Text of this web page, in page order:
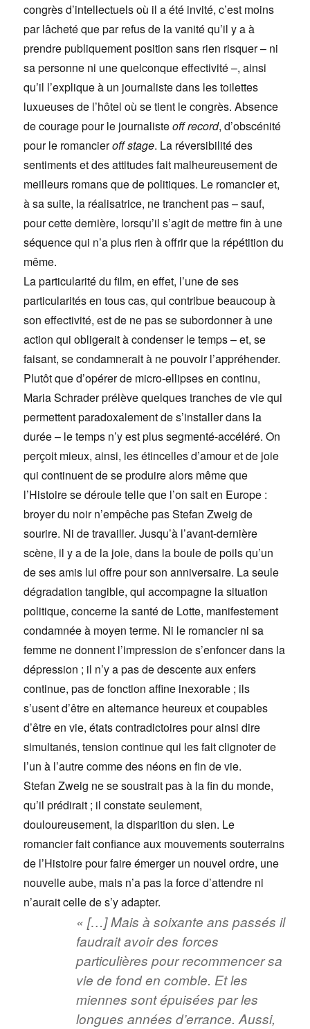
congrès d’intellectuels où il a été invité, c’est moins
par lâcheté que par refus de la vanité qu’il y a à
prendre publiquement position sans rien risquer – ni
sa personne ni une quelconque effectivité –, ainsi
qu’il l’explique à un journaliste dans les toilettes
luxueuses de l’hôtel où se tient le congrès. Absence
de courage pour le journalisteoff record, d’obscénité
pour le romancieroff stage. La réversibilité des
sentiments et des attitudes fait malheureusement de
meilleurs romans que de politiques. Le romancier et,
à sa suite, la réalisatrice, ne tranchent pas – sauf,
pour cette dernière, lorsqu’il s’agit de mettre fin à une
séquence qui n’a plus rien à offrir que la répétition du
même.
La particularité du film, en effet, l’une de ses
particularités en tous cas, qui contribue beaucoup à
son effectivité, est de ne pas se subordonner à une
action qui obligerait à condenser le temps – et, se
faisant, se condamnerait à ne pouvoir l’appréhender.
Plutôt que d’opérer de micro-ellipses en continu,
Maria Schrader prélève quelques tranches de vie qui
permettent paradoxalement de s’installer dans la
durée – le temps n’y est plus segmenté-accéléré. On
perçoit mieux, ainsi, les étincelles d’amour et de joie
qui continuent de se produire alors même que
l’Histoire se déroule telle que l’on sait en Europe :
broyer du noir n’empêche pas Stefan Zweig de
sourire. Ni de travailler. Jusqu’à l’avant-dernière
scène, il y a de la joie, dans la boule de poils qu’un
de ses amis lui offre pour son anniversaire. La seule
dégradation tangible, qui accompagne la situation
politique, concerne la santé de Lotte, manifestement
condamnée à moyen terme. Ni le romancier ni sa
femme ne donnent l’impression de s’enfoncer dans la
dépression ; il n’y a pas de descente aux enfers
continue, pas de fonction affine inexorable ; ils
s’usent d’être en alternance heureux et coupables
d’être en vie, états contradictoires pour ainsi dire
simultanés, tension continue qui les fait clignoter de
l’un à l’autre comme des néons en fin de vie.
Stefan Zweig ne se soustrait pas à la fin du monde,
qu’il prédirait ; il constate seulement,
douloureusement, la disparition du sien. Le
romancier fait confiance aux mouvements souterrains
de l’Histoire pour faire émerger un nouvel ordre, une
nouvelle aube, mais n’a pas la force d’attendre ni
n’aurait celle de s’y adapter.
« […] Mais à soixante ans passés il
faudrait avoir des forces
particulières pour recommencer sa
vie de fond en comble. Et les
miennes sont épuisées par les
longues années d’errance. Aussi,